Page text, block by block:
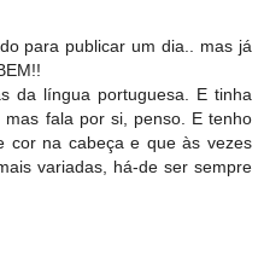
para publicar um dia.. mas já
da língua portuguesa. E tinha
fala por si, penso. E tenho
cor na cabeça e que às vezes
variadas, há-de ser sempre